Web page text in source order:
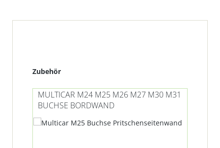
Produktgalerie überspringen
Zubehör
MULTICAR M24 M25 M26 M27 M30 M31
BUCHSE BORDWAND